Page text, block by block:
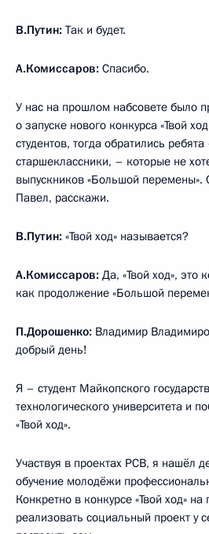
В.Путин: Так и будет.
А.Комиссаров: Спасибо.
У нас на прошлом набсовете было
о запуске нового конкурса «Твой
студентов, тогда обратились
старшеклассники, – которые не
выпускников «Большой перемены».
Павел, расскажи.
В.Путин: «Твой ход» называется?
А.Комиссаров: Да, «Твой ход», это
как продолжение «Большой
П.Дорошенко: Владимир
добрый день!
Я – студент Майкопского
технологического университета и
«Твой ход».
Участвуя в проектах РСВ, я нашёл
обучение молодёжи
Конкретно в конкурсе «Твой ход»
реализовать социальный проект у